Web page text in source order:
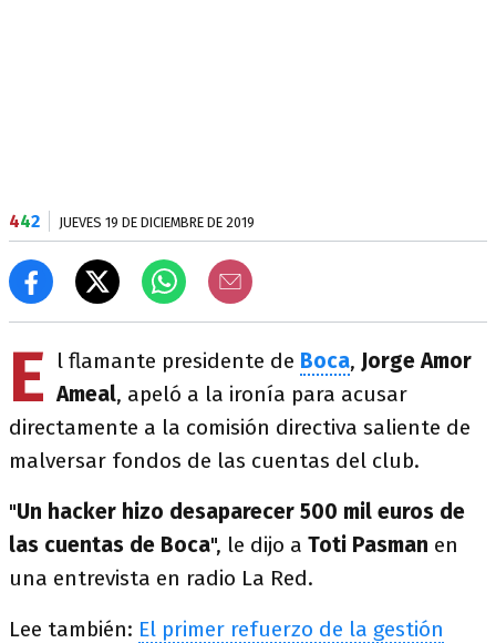
442 JUEVES 19 DE DICIEMBRE DE 2019
E l flamante presidente de Boca, Jorge Amor
Ameal, apeló a la ironía para acusar
directamente a la comisión directiva saliente de
malversar fondos de las cuentas del club.
"Un hacker hizo desaparecer 500 mil euros de
las cuentas de Boca", le dijo a Toti Pasman en
una entrevista en radio La Red.
Lee también: El primer refuerzo de la gestión